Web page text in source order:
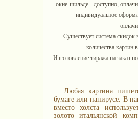
окне-шильде - доступно,
индивидуальное
Существует система скидок
количества картин
Изготовление тиража на заказ
Любая картина
бумаге или папирусе. В
вместо холста
золото итальянской